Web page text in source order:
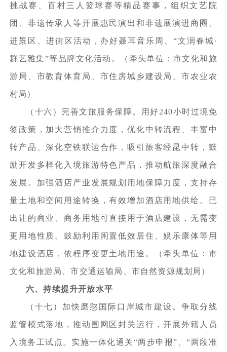
挑战赛、百村三人篮球赛等精品赛事，组织文艺院
团、非遗传承人等开展惠民演出和非遗展演进商圈、
进景区、进街区活动，办好聂耳音乐周、“文润春城·
群艺雅集”等品牌文化活动。（牵头单位：市文化和旅
游局、市教育体育局、市住房城乡建设局、市农业农
村局）
（十六）完善文旅服务保障。用好240小时过境免
签政策，加大营销推介力度，优化中转流程、丰富中
转产品、深化空铁联运合作，吸引旅客经昆中转，鼓
励开发多样化入境旅游特色产品，推动航旅深度融合
发展。加强酒店产业发展规划用地保障力度，支持存
量土地和空间用途转换，有效增加酒店用地供给。已
出让的商业、商务用地可直接用于酒店建设，无需变
更用地性质。鼓励利用闲置低效居住、娱乐康体等用
地建设酒店，依程序变更土地用途。（牵头单位：市
文化和旅游局、市交通运输局、市自然资源规划局）
六、持续提升开放水平
（十七）加快磨憨国际口岸城市建设。争取分线
监管模式落地，推动围网区封关运行，开展外籍人员
入境务工试点。实施一体化通关“两步申报”、“两段准